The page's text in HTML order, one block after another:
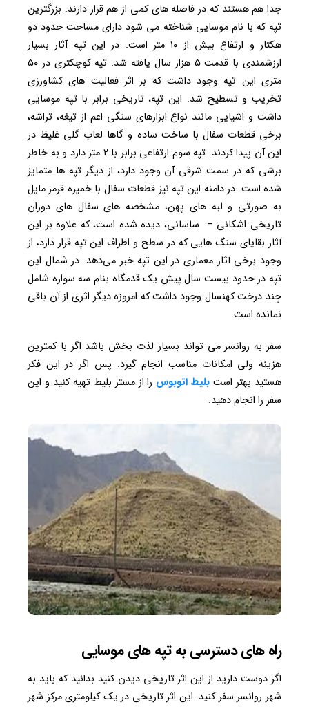
جدا هم هستند که در فاصله های کمی از هم قرار دارند. بزرگترین
تپه که با نام موسایی شناخته می شود دارای مساحت حدود دو
هکتار و ارتفاع بیش از ۱۰ متر است. در این تپه آثار بسیار
ارزشمندی با قدمت ۵ هزار سال یافته شد. تپه کوچکتری در ۵۰
متری این تپه وجود داشت که بر اثر فعالیت های کشاورزی
تخریب و تسطیح شد. این تپه، تاریخی برابر با تپه موسایی
داشت و اشیایی مانند نواع ابزارهای سنگی اعم از تیغه، تراشه،
برخی قطعات سفال با ساخت ساده و گاها لعاب گلی غلیظ در
این آن پیدا کردند. تپه سوم ارتفاعی برابر با ۲ متر دارد و به خاطر
برشی که در سمت شرقی آن وجود دارد، از دیگر تپه ها متمایز
شده است. در دامنه این تپه نیز قطعات سفال با خمیره قرمز مایل
به صورتی و لبه های پهن، مشخصه های سفال های دوران
تاریخی اشکانی – ساسانی، دیده شده است، که علاوه بر این
آثار بقایای سنگ هایی که در سطح و اطراف این تپه قرار دارد، از
وجود برخی آثار معماری در این تپه خبر می‌دهد. در شمال این
تپه در حدود بیست سال پیش یک قدمگاه بنام سه سواره شامل
چند درخت کهنسال وجود داشت که امروزه دیگر اثری از آن باقی
نمانده است.
سفر به روانسر می تواند بسیار لذت بخش باشد اگر با کمترین
هزینه ولی امکانات مناسب انجام گیرد. پس اگر در این فکر
هستید بهتر است بلیط اتوبوس را از مستر بلیط تهیه کنید و این
سفر را انجام دهید.
راه های دسترسی به تپه های موسایی
اگر دوست دارید از این اثر تاریخی دیدن کنید بدانید که باید به
شهر روانسر سفر کنید. این اثر تاریخی در یک کیلومتری مرکز شهر